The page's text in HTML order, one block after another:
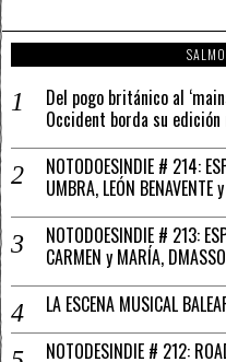
Del pogo británico al
Occident borda su
NOTODOESINDIE # 214:
UMBRA, LEÓN BENAVENTE
NOTODOESINDIE # 213:
CARMEN y MARÍA,
LA ESCENA MUSICAL
NOTODESINDIE # 212: